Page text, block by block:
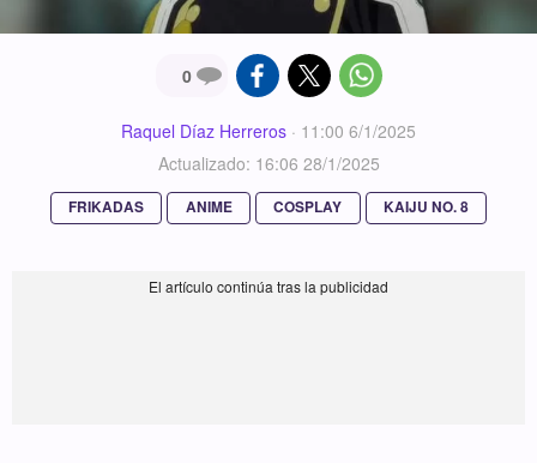
0
Raquel Díaz Herreros · 11:00 6/1/2025
Actualizado: 16:06 28/1/2025
FRIKADAS ANIME COSPLAY KAIJU NO. 8